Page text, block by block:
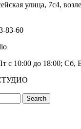
улица, 7с4,
83-60
с 10:00 до 18:00;
Search